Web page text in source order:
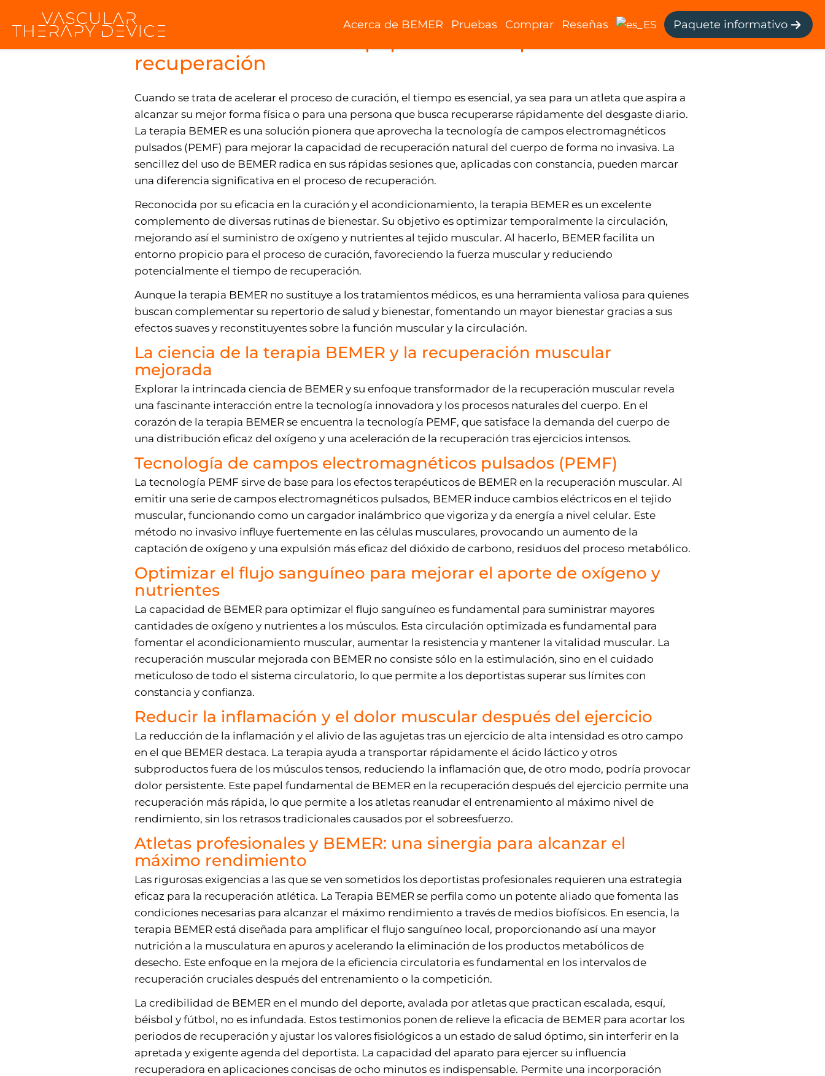
Acerca de BEMER Pruebas Comprar Reseñas Paquete informativo
Acelerar la curación: El papel de la terapia BEMER en la
recuperación
Cuando se trata de acelerar el proceso de curación, el tiempo es esencial, ya sea para un atleta que aspira a
alcanzar su mejor forma física o para una persona que busca recuperarse rápidamente del desgaste diario.
La terapia BEMER es una solución pionera que aprovecha la tecnología de campos electromagnéticos
pulsados (PEMF) para mejorar la capacidad de recuperación natural del cuerpo de forma no invasiva. La
sencillez del uso de BEMER radica en sus rápidas sesiones que, aplicadas con constancia, pueden marcar
una diferencia significativa en el proceso de recuperación.
Reconocida por su eficacia en la curación y el acondicionamiento, la terapia BEMER es un excelente
complemento de diversas rutinas de bienestar. Su objetivo es optimizar temporalmente la circulación,
mejorando así el suministro de oxígeno y nutrientes al tejido muscular. Al hacerlo, BEMER facilita un
entorno propicio para el proceso de curación, favoreciendo la fuerza muscular y reduciendo
potencialmente el tiempo de recuperación.
Aunque la terapia BEMER no sustituye a los tratamientos médicos, es una herramienta valiosa para quienes
buscan complementar su repertorio de salud y bienestar, fomentando un mayor bienestar gracias a sus
efectos suaves y reconstituyentes sobre la función muscular y la circulación.
La ciencia de la terapia BEMER y la recuperación muscular
mejorada
Explorar la intrincada ciencia de BEMER y su enfoque transformador de la recuperación muscular revela
una fascinante interacción entre la tecnología innovadora y los procesos naturales del cuerpo. En el
corazón de la terapia BEMER se encuentra la tecnología PEMF, que satisface la demanda del cuerpo de
una distribución eficaz del oxígeno y una aceleración de la recuperación tras ejercicios intensos.
Tecnología de campos electromagnéticos pulsados (PEMF)
La tecnología PEMF sirve de base para los efectos terapéuticos de BEMER en la recuperación muscular. Al
emitir una serie de campos electromagnéticos pulsados, BEMER induce cambios eléctricos en el tejido
muscular, funcionando como un cargador inalámbrico que vigoriza y da energía a nivel celular. Este
método no invasivo influye fuertemente en las células musculares, provocando un aumento de la
captación de oxígeno y una expulsión más eficaz del dióxido de carbono, residuos del proceso metabólico.
Optimizar el flujo sanguíneo para mejorar el aporte de oxígeno y
nutrientes
La capacidad de BEMER para optimizar el flujo sanguíneo es fundamental para suministrar mayores
cantidades de oxígeno y nutrientes a los músculos. Esta circulación optimizada es fundamental para
fomentar el acondicionamiento muscular, aumentar la resistencia y mantener la vitalidad muscular. La
recuperación muscular mejorada con BEMER no consiste sólo en la estimulación, sino en el cuidado
meticuloso de todo el sistema circulatorio, lo que permite a los deportistas superar sus límites con
constancia y confianza.
Reducir la inflamación y el dolor muscular después del ejercicio
La reducción de la inflamación y el alivio de las agujetas tras un ejercicio de alta intensidad es otro campo
en el que BEMER destaca. La terapia ayuda a transportar rápidamente el ácido láctico y otros
subproductos fuera de los músculos tensos, reduciendo la inflamación que, de otro modo, podría provocar
dolor persistente. Este papel fundamental de BEMER en la recuperación después del ejercicio permite una
recuperación más rápida, lo que permite a los atletas reanudar el entrenamiento al máximo nivel de
rendimiento, sin los retrasos tradicionales causados por el sobreesfuerzo.
Atletas profesionales y BEMER: una sinergia para alcanzar el
máximo rendimiento
Las rigurosas exigencias a las que se ven sometidos los deportistas profesionales requieren una estrategia
eficaz para la recuperación atlética. La Terapia BEMER se perfila como un potente aliado que fomenta las
condiciones necesarias para alcanzar el máximo rendimiento a través de medios biofísicos. En esencia, la
terapia BEMER está diseñada para amplificar el flujo sanguíneo local, proporcionando así una mayor
nutrición a la musculatura en apuros y acelerando la eliminación de los productos metabólicos de
desecho. Este enfoque en la mejora de la eficiencia circulatoria es fundamental en los intervalos de
recuperación cruciales después del entrenamiento o la competición.
La credibilidad de BEMER en el mundo del deporte, avalada por atletas que practican escalada, esquí,
béisbol y fútbol, no es infundada. Estos testimonios ponen de relieve la eficacia de BEMER para acortar los
periodos de recuperación y ajustar los valores fisiológicos a un estado de salud óptimo, sin interferir en la
apretada y exigente agenda del deportista. La capacidad del aparato para ejercer su influencia
recuperadora en aplicaciones concisas de ocho minutos es indispensable. Permite una incorporación